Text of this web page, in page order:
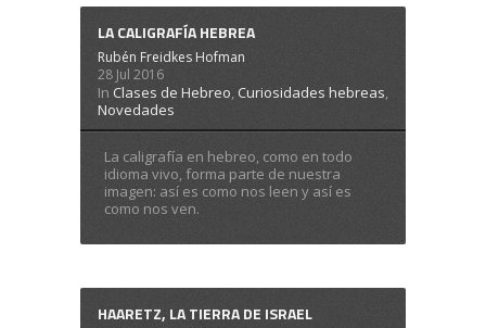
LA CALIGRAFÍA HEBREA
Rubén Freidkes Hofman
28 Jul 2016
In Clases de Hebreo,Curiosidades hebreas,
Novedades
La caligrafía en hebreo, como en todo
idioma vivo, forma parte de nuestra
imagen: así es como nos leen y así es
como nos ven.
HAARETZ, LA TIERRA DE ISRAEL